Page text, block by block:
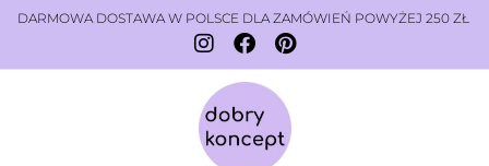
DARMOWA DOSTAWA W POLSCE DLA ZAMÓWIEŃ POWYŻEJ 250 ZŁ